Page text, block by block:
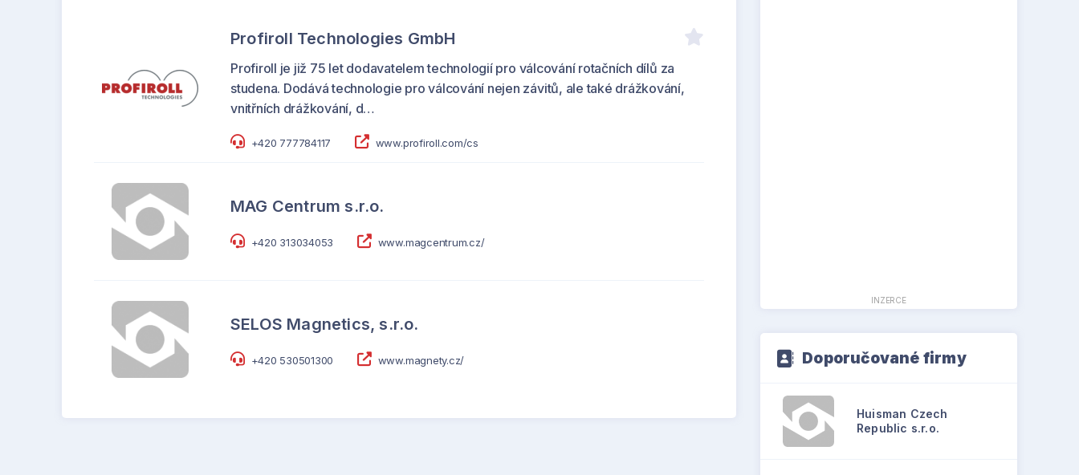
Profiroll Technologies GmbH
Profiroll je již 75 let dodavatelem technologií pro válcování rotačních dílů za
studena. Dodává technologie pro válcování nejen závitů, ale také drážkování,
vnitřních drážkování, d…
+420 777784117 www.profiroll.com/cs
MAG Centrum s.r.o.
+420 313034053 www.magcentrum.cz/
SELOS Magnetics, s.r.o.
+420 530501300 www.magnety.cz/
INZERCE
Doporučované firmy
Huisman Czech
Republic s.r.o.